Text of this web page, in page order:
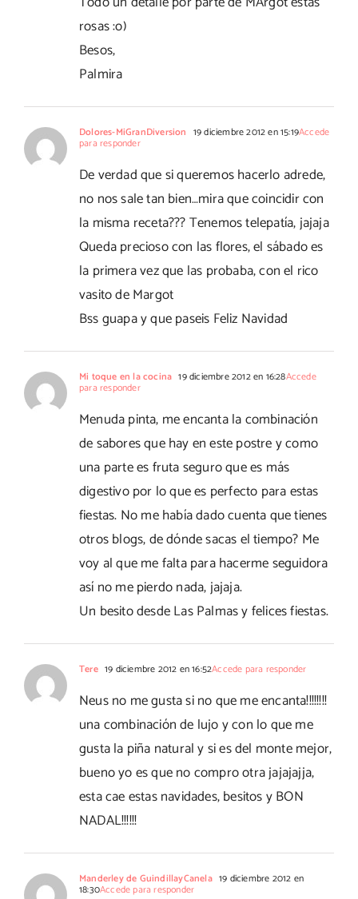
rosas :o)
Besos,
Palmira
Dolores-MiGranDiversion 19 diciembre 2012 en 15:19Accede
para responder
De verdad que si queremos hacerlo adrede,
no nos sale tan bien…mira que coincidir con
la misma receta??? Tenemos telepatía, jajaja
Queda precioso con las flores, el sábado es
la primera vez que las probaba, con el rico
vasito de Margot
Bss guapa y que paseis Feliz Navidad
Mi toque en la cocina 19 diciembre 2012 en 16:28Accede
para responder
Menuda pinta, me encanta la combinación
de sabores que hay en este postre y como
una parte es fruta seguro que es más
digestivo por lo que es perfecto para estas
fiestas. No me había dado cuenta que tienes
otros blogs, de dónde sacas el tiempo? Me
voy al que me falta para hacerme seguidora
así no me pierdo nada, jajaja.
Un besito desde Las Palmas y felices fiestas.
Tere 19 diciembre 2012 en 16:52Accede para responder
Neus no me gusta si no que me encanta!!!!!!!!
una combinación de lujo y con lo que me
gusta la piña natural y si es del monte mejor,
bueno yo es que no compro otra jajajajja,
esta cae estas navidades, besitos y BON
NADAL!!!!!!
Manderley de GuindillayCanela 19 diciembre 2012 en
18:30Accede para responder